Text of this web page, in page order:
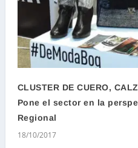
CLUSTER DE CUERO,
Pone el sector en la
Regional
18/10/2017